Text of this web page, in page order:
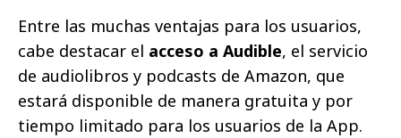
Entre las muchas ventajas para los usuarios,
cabe destacar el acceso a Audible, el servicio
de audiolibros y podcasts de Amazon, que
estará disponible de manera gratuita y por
tiempo limitado para los usuarios de la App.